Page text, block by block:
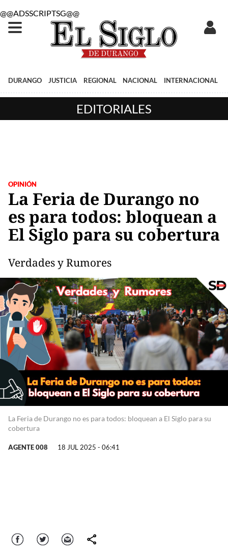
@@ADSSCRIPTSG@@
DURANGO JUSTICIA REGIONAL NACIONAL INTERNACIONAL
EDITORIALES
OPINIÓN
La Feria de Durango no
es para todos: bloquean a
El Siglo para su cobertura
Verdades y Rumores
La Feria de Durango no es para todos: bloquean a El Siglo para su
cobertura
AGENTE 008 18 JUL 2025 - 06:41
Facebook Twitter Correo comparte